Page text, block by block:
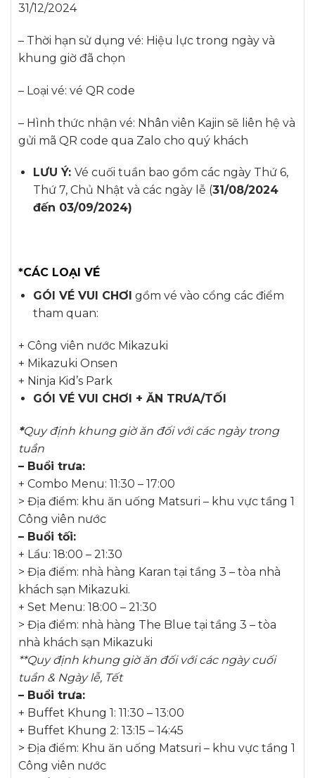
31/12/2024
– Thời hạn sử dụng vé: Hiệu lực trong ngày và
khung giờ đã chọn
– Loại vé: vé QR code
– Hình thức nhận vé: Nhân viên Kajin sẽ liên hệ và
gửi mã QR code qua Zalo cho quý khách
LƯU Ý: Vé cuối tuần bao gồm các ngày Thứ 6,
Thứ 7, Chủ Nhật và các ngày lễ (31/08/2024
đến 03/09/2024)
*CÁC LOẠI VÉ
GÓI VÉ VUI CHƠI gồm vé vào cổng các điểm
tham quan:
+ Công viên nước Mikazuki
+ Mikazuki Onsen
+ Ninja Kid’s Park
GÓI VÉ VUI CHƠI + ĂN TRƯA/TỐI
*Quy định khung giờ ăn đối với các ngày trong
tuần
– Buổi trưa:
+ Combo Menu: 11:30 – 17:00
> Địa điểm: khu ăn uống Matsuri – khu vực tầng 1
Công viên nước
– Buổi tối:
+ Lẩu: 18:00 – 21:30
> Địa điểm: nhà hàng Karan tại tầng 3 – tòa nhà
khách sạn Mikazuki.
+ Set Menu: 18:00 – 21:30
> Địa điểm: nhà hàng The Blue tại tầng 3 – tòa
nhà khách sạn Mikazuki
**Quy định khung giờ ăn đối với các ngày cuối
tuần & Ngày lễ, Tết
– Buổi trưa:
+ Buffet Khung 1: 11:30 – 13:00
+ Buffet Khung 2: 13:15 – 14:45
> Địa điểm: Khu ăn uống Matsuri – khu vực tầng 1
Công viên nước